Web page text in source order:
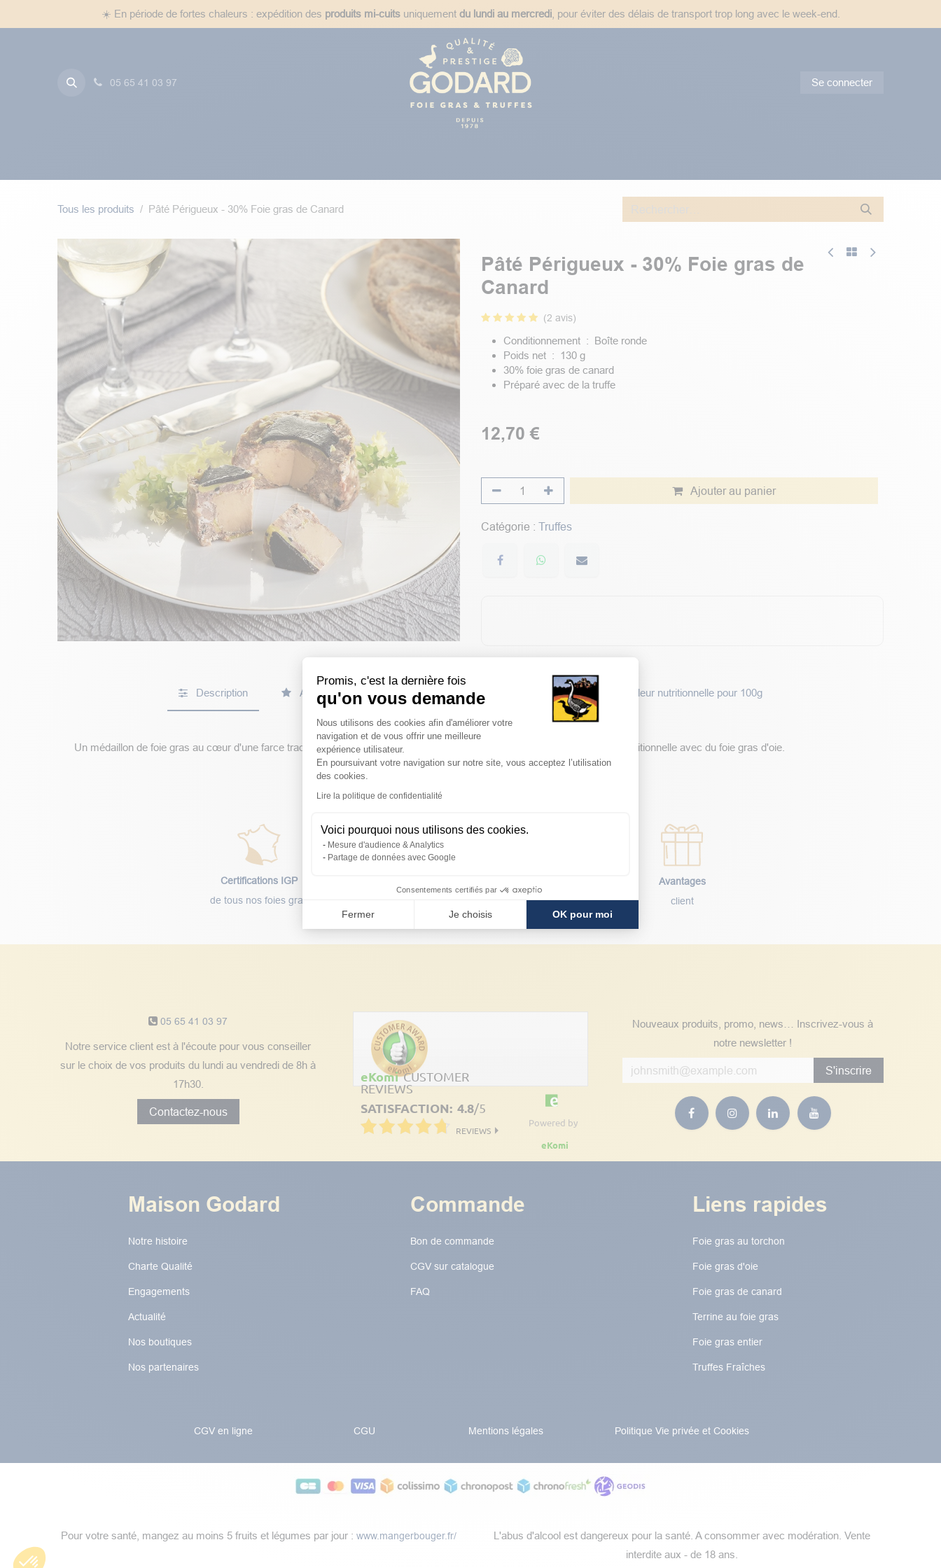
Promis, c'est la dernière fois
qu'on vous demande
Plateforme de Gestion du Consentement : Personnalisez vos Options
Nous utilisons des cookies afin d'améliorer votre
navigation et de vous offrir une meilleure
expérience utilisateur.
En poursuivant votre navigation sur notre site, vous acceptez l’utilisation
des cookies.
Lire la politique de confidentialité
Voici pourquoi nous utilisons des cookies.
Mesure d'audience & Analytics
Partage de données avec Google
Consentements certifiés par
Fermer Je choisis OK pour moi
Axeptio consent
☀️ En période de fortes chaleurs : expédition des produits mi-cuits uniquement du lundi au mercredi, pour éviter des délais de transport trop long avec le week-end.
05 65 41 03 97 Se connecter
Tous les produits Pâté Périgueux - 30% Foie gras de Canard
Pâté Périgueux - 30% Foie gras de
Canard
(2 avis)
Conditionnement : Boîte ronde
Poids net : 130 g
30% foie gras de canard
Préparé avec de la truffe
12,70 €
Ajouter au panier
Catégorie : Truffes
Description Avis des clients Ingrédients et autres informations Valeur nutritionnelle pour 100g
Un médaillon de foie gras au cœur d'une farce traditionnelle couronné de truffe noire. Nous déclinons aussi cette recette traditionnelle avec du foie gras d'oie.
Certifications IGP
de tous nos foies gras
sécurisé
Avantages
client
05 65 41 03 97
Notre service client est à l'écoute pour vous conseiller
sur le choix de vos produits du lundi au vendredi de 8h à
17h30.
Contactez-nous
eKomi CUSTOMER
REVIEWS
SATISFACTION: 4.8/5
REVIEWS
Powered by
eKomi
Nouveaux produits, promo, news… Inscrivez-vous à
notre newsletter !
S'inscrire
Maison Godard
Notre histoire
Charte Qualité
Engagements
Actualité
Nos boutiques
Nos partenaires
Commande
Bon de commande
CGV sur catalogue
FAQ
Liens rapides
Foie gras au torchon​​​​
Foie gras d'oie
Foie gras de canard
Terrine au foie gras
Foie gras entier
Truffes Fraîches
CGV en ligne CGU Mentions légales Politique Vie privée et Cookies
Pour votre santé, mangez au moins 5 fruits et légumes par jour :www.mangerbouger.fr/
​L'abus d'alcool est dangereux pour la santé. A consommer avec modération.​​ Vente
interdite aux - de 18 ans.​​